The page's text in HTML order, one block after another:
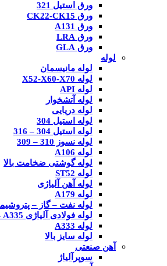
ورق استیل 321
ورق CK22-CK15
ورق A131
ورق LRA
ورق GLA
لوله
لوله مانیسمان
لوله X52-X60-X70
لوله API
لوله آتشخوار
لوله دریایی
لوله استیل 304
لوله استیل 304 – 316
لوله نسوز 310 – 309
لوله A106
لوله گوشتی ضخامت بالا
لوله ST52
لوله آهن آلیاژی
لوله A179
لوله نفت – گاز –
لوله فولادی آلیاژی A333 – A335
لوله A333
لوله سایز بالا
آهن صنعتی
سوپرآلیاژ